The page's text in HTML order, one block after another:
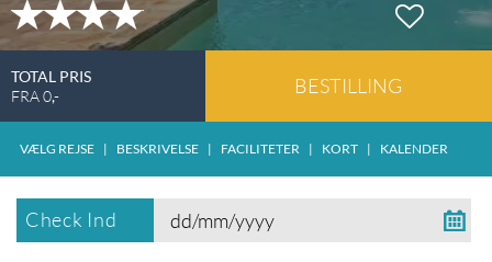
TOTAL PRIS
FRA0,- BESTILLING
VÆLG REJSE | BESKRIVELSE | FACILITETER | KORT | KALENDER
Check Ind